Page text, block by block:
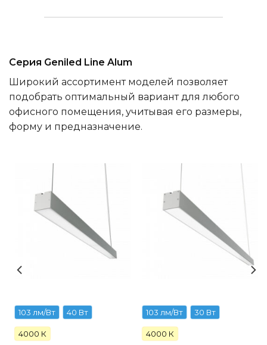
Серия Geniled Line Alum
Широкий ассортимент моделей позволяет
подобрать оптимальный вариант для любого
офисного помещения, учитывая его размеры,
форму и предназначение.
103 лм/Вт 40 Вт
4000 К
103 лм/Вт 30 Вт
4000 К